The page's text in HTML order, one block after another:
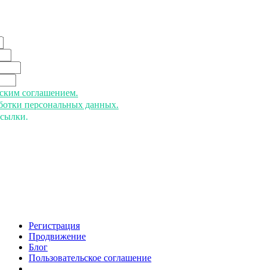
соглашением.
персональных данных.
Регистрация
Продвижение
Блог
Пользовательское соглашение